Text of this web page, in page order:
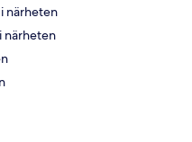
närheten
närheten